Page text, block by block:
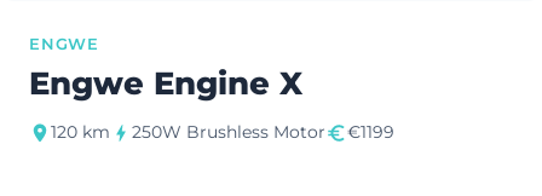
ENGWE
Engwe Engine X
120 km 250W Brushless Motor €1199